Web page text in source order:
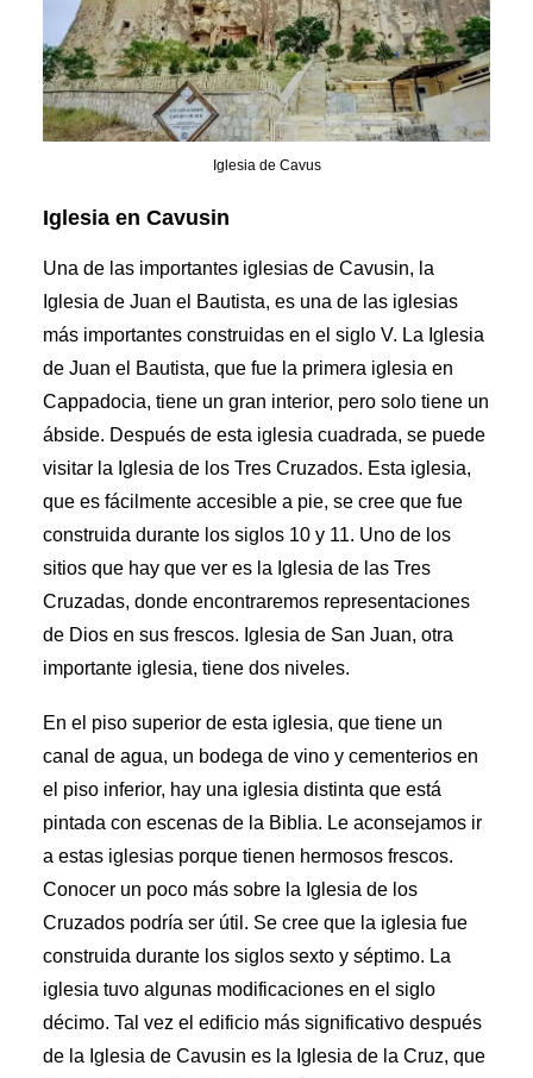
Iglesia de Cavus
Iglesia en Cavusin
Una de las importantes iglesias de Cavusin, la
Iglesia de Juan el Bautista, es una de las iglesias
más importantes construidas en el siglo V. La Iglesia
de Juan el Bautista, que fue la primera iglesia en
Cappadocia, tiene un gran interior, pero solo tiene un
ábside. Después de esta iglesia cuadrada, se puede
visitar la Iglesia de los Tres Cruzados. Esta iglesia,
que es fácilmente accesible a pie, se cree que fue
construida durante los siglos 10 y 11. Uno de los
sitios que hay que ver es la Iglesia de las Tres
Cruzadas, donde encontraremos representaciones
de Dios en sus frescos. Iglesia de San Juan, otra
importante iglesia, tiene dos niveles.
En el piso superior de esta iglesia, que tiene un
canal de agua, un bodega de vino y cementerios en
el piso inferior, hay una iglesia distinta que está
pintada con escenas de la Biblia. Le aconsejamos ir
a estas iglesias porque tienen hermosos frescos.
Conocer un poco más sobre la Iglesia de los
Cruzados podría ser útil. Se cree que la iglesia fue
construida durante los siglos sexto y séptimo. La
iglesia tuvo algunas modificaciones en el siglo
décimo. Tal vez el edificio más significativo después
de la Iglesia de Cavusin es la Iglesia de la Cruz, que